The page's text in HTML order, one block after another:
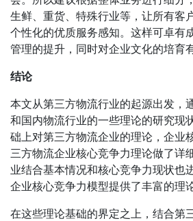
生鲜、重货、特殊行业等，让所有客
个性化的优质服务感知。这样可卓有
管理的提升，同时对企业文化的培育
结论
本文从第三方物流行业的起源出发，
和国内物流行业的一些理论的研究现
础上对第三方物流企业的理论，企业
三方物流企业核心竞争力理论做了详
业结合基本情况和核心竞争力现状也
企业核心竞争力模型提供了丰富的理
在这些理论基础的界定之上，结合第